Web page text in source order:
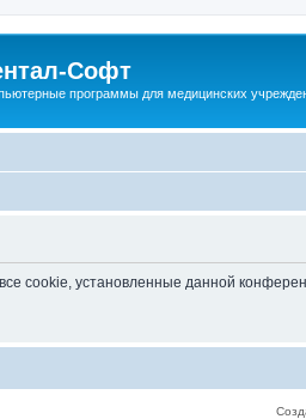
Софт
программы для медицинских
cookie, установленные данной